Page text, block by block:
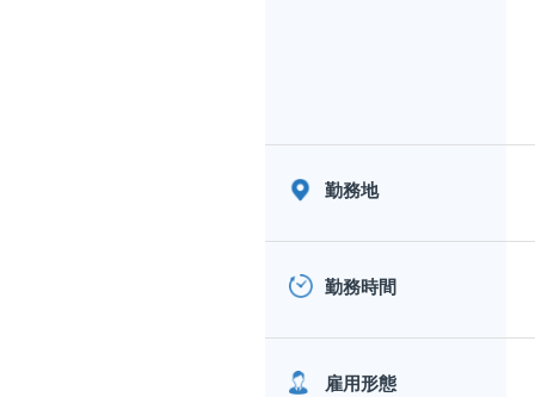
勤務地
勤務時間
雇用形態